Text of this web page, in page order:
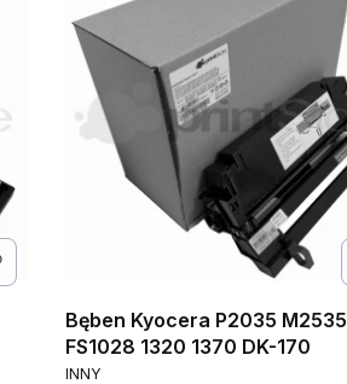
Bęben Kyocera P2035 M2535
FS1028 1320 1370 DK-170
PRODUCENT
INNY